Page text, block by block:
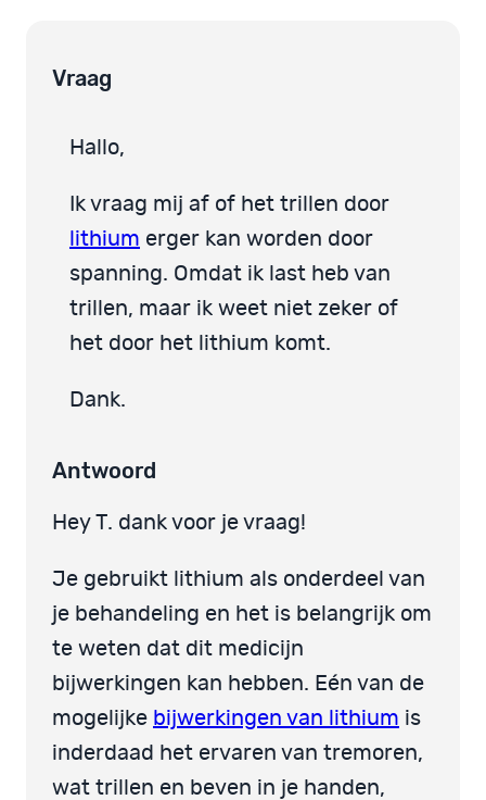
Vraag
Hallo,
Ik vraag mij af of het trillen door
lithium erger kan worden door
spanning. Omdat ik last heb van
trillen, maar ik weet niet zeker of
het door het lithium komt.
Dank.
Antwoord
Hey T. dank voor je vraag!
Je gebruikt lithium als onderdeel van
je behandeling en het is belangrijk om
te weten dat dit medicijn
bijwerkingen kan hebben. Eén van de
mogelijke bijwerkingen van lithium is
inderdaad het ervaren van tremoren,
wat trillen en beven in je handen,